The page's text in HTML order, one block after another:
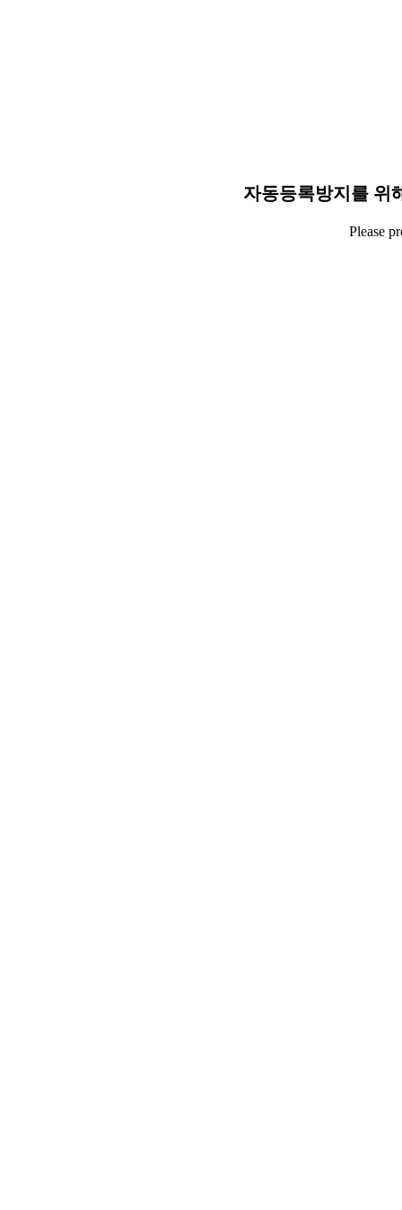
자동등록방지를 위
Please